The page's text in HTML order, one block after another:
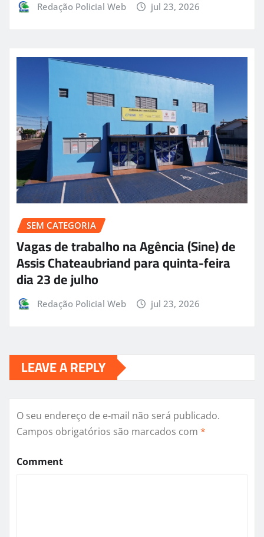
Redação Policial Web jul 23, 2026
SEM CATEGORIA
Vagas de trabalho na Agência (Sine) de
Assis Chateaubriand para quinta-feira
dia 23 de julho
Redação Policial Web jul 23, 2026
LEAVE A REPLY
O seu endereço de e-mail não será publicado.
Campos obrigatórios são marcados com *
Comment